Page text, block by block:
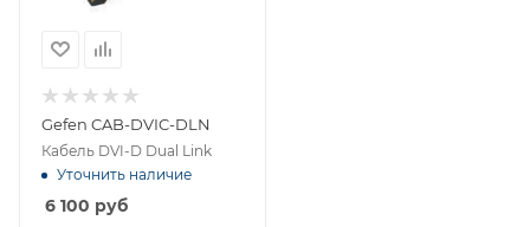
Gefen CAB-DVIC-DLN
Кабель DVI-D Dual Link
Уточнить наличие
6 100 руб